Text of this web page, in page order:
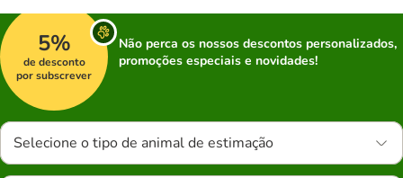
5%
de desconto
por subscrever
Não perca os nossos descontos personalizados,
promoções especiais e novidades!
Selecione o tipo de animal de estimação